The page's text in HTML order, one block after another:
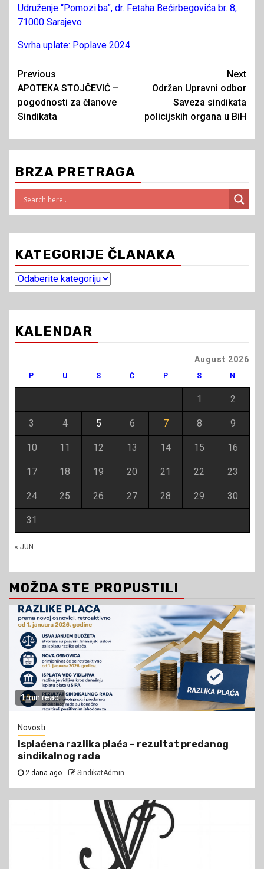
Udruženje “Pomozi.ba”, dr. Fetaha Bećirbegovića br. 8,
71000 Sarajevo
Svrha uplate: Poplave 2024
Continue
Reading
Previous
APOTEKA STOJČEVIĆ –
pogodnosti za članove
Sindikata
Next
Održan Upravni odbor
Saveza sindikata
policijskih organa u BiH
BRZA PRETRAGA
KATEGORIJE ČLANAKA
Kategorije
članaka
KALENDAR
August 2026
P U S Č P S N
« JUN
1 2
3 4 5 6 7 8 9
10 11 12 13 14 15 16
17 18 19 20 21 22 23
24 25 26 27 28 29 30
31
MOŽDA STE PROPUSTILI
1 min read
Novosti
Isplaćena razlika plaća – rezultat predanog
sindikalnog rada
2 dana ago SindikatAdmin